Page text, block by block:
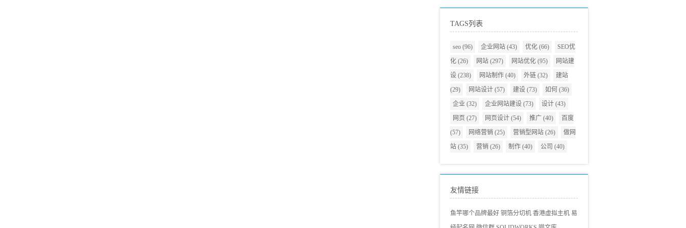
TAGS列表
seo (96) 企业网站 (43) 优化 (66)
SEO优
化 (26) 网站 (297) 网站优化 (95)
网站建
设 (238) 网站制作 (40) 外链 (32)
建站
(29)
网站设计 (57) 建设 (73) 如何 (36)
企业 (32) 企业网站建设 (73) 设计 (43)
网页 (27) 网页设计 (54) 推广 (40)
百度
(57)
网络营销 (25) 营销型网站 (26)
做网
站 (35) 营销 (26) 制作 (40) 公司 (40)
友情链接
鱼竿哪个品牌最好 铜箔分切机 香港虚拟主机 易